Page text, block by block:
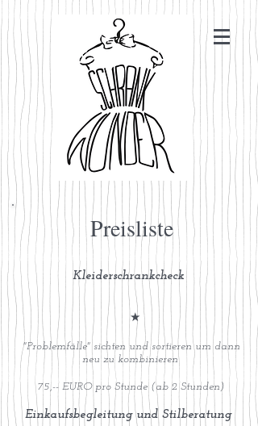
Preisliste
Kleiderschrankcheck
★
"Problemfälle" sichten und sortieren um dann
neu zu kombinieren
75,-- EURO pro Stunde (ab 2 Stunden)
Einkaufsbegleitung und Stilberatung